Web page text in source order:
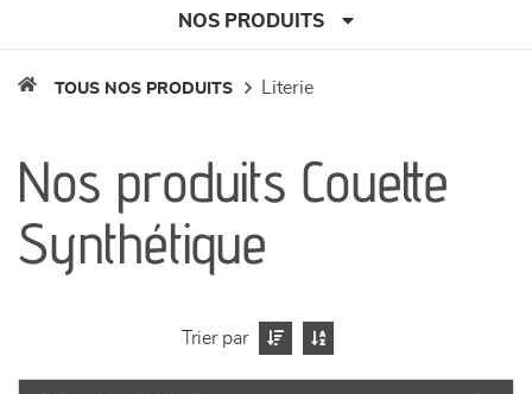
NOS PRODUITS
séjours
meubles de complément
chambres et dressing
TOUS NOS PRODUITS literie
Nos produits Couette
Synthétique
Trier par